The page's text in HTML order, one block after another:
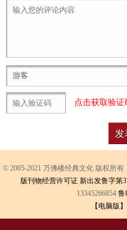
点击获取验证
© 2005-2021 万佛楼经典文化 版权所有
版刊物经营许可证 新出发鲁字第
13345266854 鲁
【电脑版】